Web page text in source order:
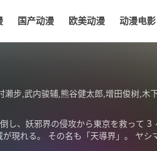
国产动漫 欧美动漫 动漫电影
郎,增田俊树,木下纱华,Lynn,下野纮,草尾毅,野岛裕史,置鲇龙太郎,佐佐木望,西村
し、妖邪界の侵攻から東京を救って
現れる。 その名も「天導界」。 ヤ